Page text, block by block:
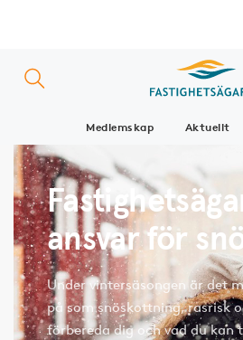
Medlemskap Aktuellt
ansvar för
Under vintersäsongen är det
på som snöskottning, rasrisk
förbereda dig och vad du kan